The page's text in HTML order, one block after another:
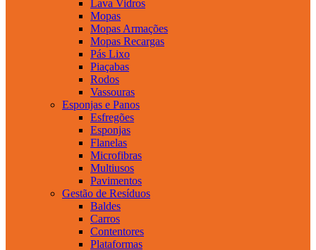
Lava Vidros
Mopas
Mopas Armações
Mopas Recargas
Pás Lixo
Piaçabas
Rodos
Vassouras
Esponjas e Panos
Esfregões
Esponjas
Flanelas
Microfibras
Multiusos
Pavimentos
Gestão de Resíduos
Baldes
Carros
Contentores
Plataformas